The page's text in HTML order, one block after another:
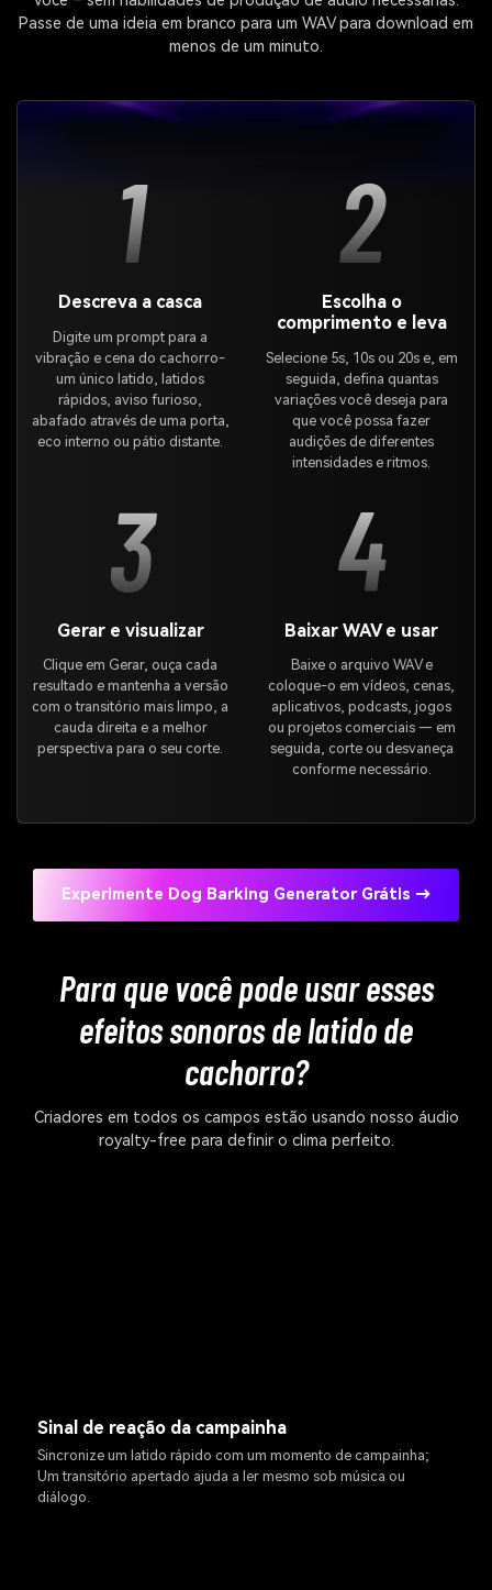
Passe de uma ideia em branco para um WAV para download em
menos de um minuto.
1
Descreva a casca
Digite um prompt para a
vibração e cena do cachorro-
um único latido, latidos
rápidos, aviso furioso,
abafado através de uma porta,
eco interno ou pátio distante.
2
Escolha o
comprimento e leva
Selecione 5s, 10s ou 20s e, em
seguida, defina quantas
variações você deseja para
que você possa fazer
audições de diferentes
intensidades e ritmos.
3
Gerar e visualizar
Clique em Gerar, ouça cada
resultado e mantenha a versão
com o transitório mais limpo, a
cauda direita e a melhor
perspectiva para o seu corte.
4
Baixar WAV e usar
Baixe o arquivo WAV e
coloque-o em vídeos, cenas,
aplicativos, podcasts, jogos
ou projetos comerciais — em
seguida, corte ou desvaneça
conforme necessário.
Experimente Dog Barking Generator Grátis →
Para que você pode usar esses
efeitos sonoros de latido de
cachorro?
Criadores em todos os campos estão usando nosso áudio
royalty-free para definir o clima perfeito.
Sinal de reação da campainha
Sincronize um latido rápido com um momento de campainha;
Um transitório apertado ajuda a ler mesmo sob música ou
diálogo.